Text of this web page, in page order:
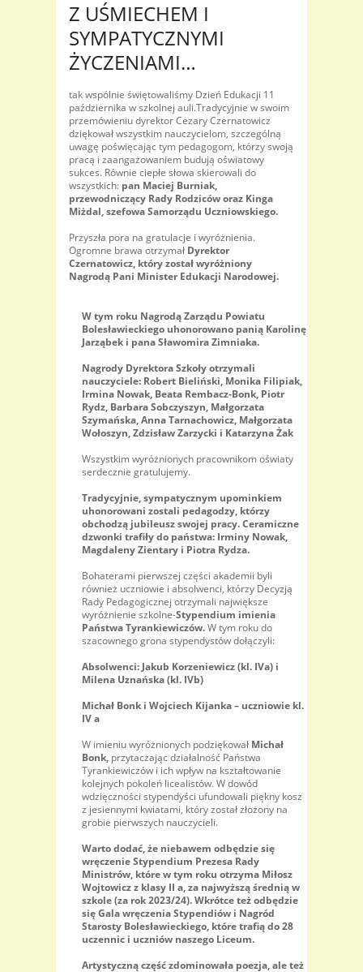
Z UŚMIECHEM I
SYMPATYCZNYMI
ŻYCZENIAMI…
tak wspólnie świętowaliśmy Dzień Edukacji 11
października w szkolnej auli.Tradycyjnie w swoim
przemówieniu dyrektor Cezary Czernatowicz
dziękował wszystkim nauczycielom, szczególną
uwagę poświęcając tym pedagogom, którzy swoją
pracą i zaangażowaniem budują oświatowy
sukces. Równie ciepłe słowa skierowali do
wszystkich: pan Maciej Burniak,
przewodniczący Rady Rodziców oraz Kinga
Miżdal, szefowa Samorządu Uczniowskiego.
Przyszła pora na gratulacje i wyróżnienia.
Ogromne brawa otrzymał Dyrektor
Czernatowicz, który został wyróżniony
Nagrodą Pani Minister Edukacji Narodowej.
W tym roku Nagrodą Zarządu Powiatu
Bolesławieckiego uhonorowano panią Karolinę
Jarząbek i pana Sławomira Zimniaka.
Nagrody Dyrektora Szkoły otrzymali
nauczyciele: Robert Bieliński, Monika Filipiak,
Irmina Nowak, Beata Rembacz-Bonk, Piotr
Rydz, Barbara Sobczyszyn, Małgorzata
Szymańska, Anna Tarnachowicz, Małgorzata
Wołoszyn, Zdzisław Zarzycki i Katarzyna Żak
Wszystkim wyróżnionych pracownikom oświaty
serdecznie gratulujemy.
Tradycyjnie, sympatycznym upominkiem
uhonorowani zostali pedagodzy, którzy
obchodzą jubileusz swojej pracy. Ceramiczne
dzwonki trafiły do państwa: Irminy Nowak,
Magdaleny Zientary i Piotra Rydza.
Bohaterami pierwszej części akademii byli
również uczniowie i absolwenci, którzy Decyzją
Rady Pedagogicznej otrzymali największe
wyróżnienie szkolne-Stypendium imienia
Państwa Tyrankiewiczów.W tym roku do
szacownego grona stypendystów dołączyli:
Absolwenci: Jakub Korzeniewicz (kl. IVa) i
Milena Uznańska (kl. IVb)
Michał Bonk i Wojciech Kijanka – uczniowie kl.
IV a
W imieniu wyróżnionych podziękował Michał
Bonk, przytaczając działalność Państwa
Tyrankiewiczów i ich wpływ na kształtowanie
kolejnych pokoleń licealistów. W dowód
wdzięczności stypendyści ufundowali piękny kosz
z jesiennymi kwiatami, który został złożony na
grobie pierwszych nauczycieli.
Warto dodać, że niebawem odbędzie się
wręczenie Stypendium Prezesa Rady
Ministrów, które w tym roku otrzyma Miłosz
Wojtowicz z klasy II a, za najwyższą średnią w
szkole (za rok 2023/24). Wkrótce też odbędzie
się Gala wręczenia Stypendiów i Nagród
Starosty Bolesławieckiego, które trafią do 28
uczennic i uczniów naszego Liceum.
Artystyczną część zdominowała poezja, ale też